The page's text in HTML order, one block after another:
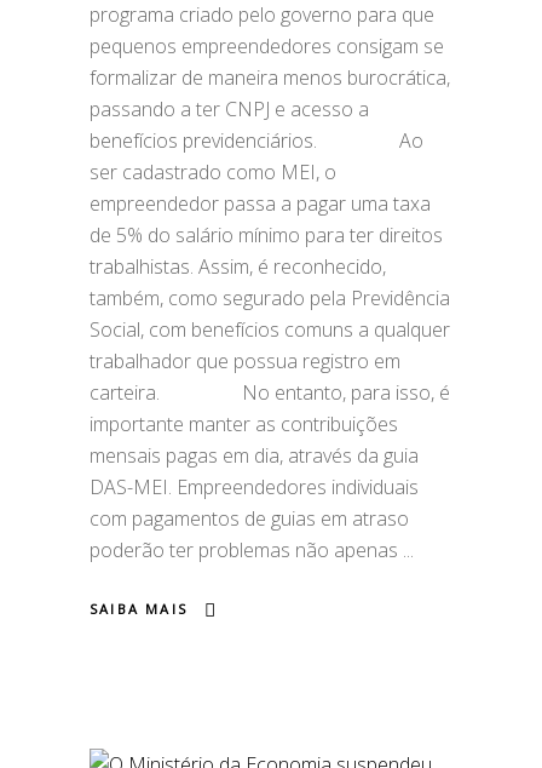
programa criado pelo governo para que
pequenos empreendedores consigam se
formalizar de maneira menos burocrática,
passando a ter CNPJ e acesso a
benefícios previdenciários.⠀ ⠀⠀⠀⠀ Ao
ser cadastrado como MEI, o
empreendedor passa a pagar uma taxa
de 5% do salário mínimo para ter direitos
trabalhistas. Assim, é reconhecido,
também, como segurado pela Previdência
Social, com benefícios comuns a qualquer
trabalhador que possua registro em
carteira.⠀ ⠀⠀⠀⠀ No entanto, para isso, é
importante manter as contribuições
mensais pagas em dia, através da guia
DAS-MEI. Empreendedores individuais
com pagamentos de guias em atraso
poderão ter problemas não apenas
SAIBA MAIS